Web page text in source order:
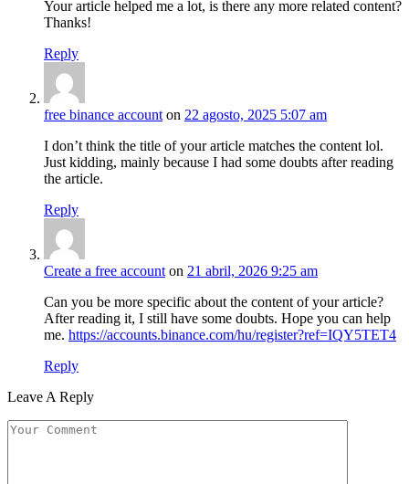
Your article helped me a lot, is there any more related content?
Thanks!
Reply
free binance account on 22 agosto, 2025 5:07 am
I don’t think the title of your article matches the content lol.
Just kidding, mainly because I had some doubts after reading
the article.
Reply
Create a free account on 21 abril, 2026 9:25 am
Can you be more specific about the content of your article?
After reading it, I still have some doubts. Hope you can help
me. https://accounts.binance.com/hu/register?ref=IQY5TET4
Reply
Leave A Reply